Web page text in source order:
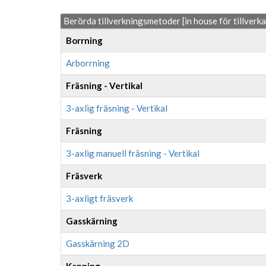
Berörda tillverkningsmetoder [in house för
Borrning
Arborrning
Fräsning - Vertikal
3-axlig fräsning - Vertikal
Fräsning
3-axlig manuell fräsning - Vertikal
Fräsverk
3-axligt fräsverk
Gasskärning
Gasskärning 2D